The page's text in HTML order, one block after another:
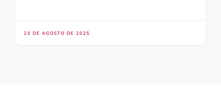
23 DE AGOSTO DE 2025